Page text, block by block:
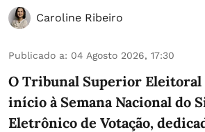
Caroline Ribeiro
Publicado a: 04 Agosto 2026, 17:30
O Tribunal Superior Eleitoral
início à Semana Nacional do
Eletrônico de Votação,